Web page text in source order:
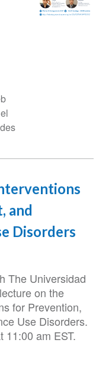
web
en el
and
Use
with The
a lecture on the
for
Use
at 11:00 am